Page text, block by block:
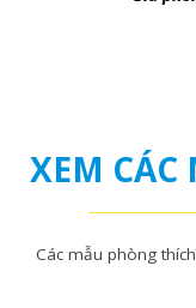
XEM CÁC
Các mẫu phòng